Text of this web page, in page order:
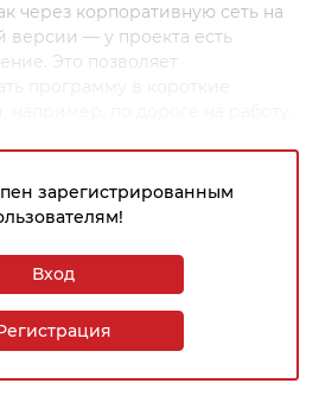
через корпоративную сеть на
версии — у проекта есть
Это позволяет
зарегистрированным
Вход